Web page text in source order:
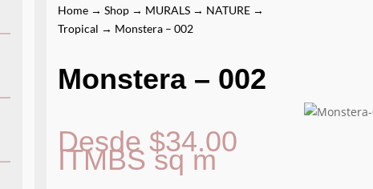
Home→ Shop→ MURALS→ NATURE→
Tropical → Monstera – 002
Monstera – 002
Desde $34.00
ITMBSsq m